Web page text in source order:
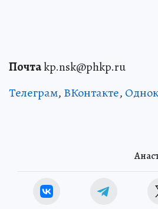
Почтаkp.nsk@phkp.ru
Телеграм, ВКонтакте,